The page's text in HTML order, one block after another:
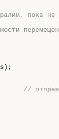
пока не
);
//